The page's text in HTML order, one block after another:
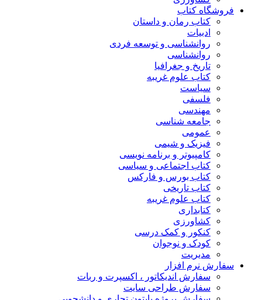
فروشگاه کتاب
کتاب رمان و داستان
ادبیات
روانشناسی و توسعه فردی
روانشناسی
تاریخ و جغرافیا
کتاب علوم غریبه
سیاست
فلسفی
مهندسی
جامعه شناسی
عمومی
فیزیک و شیمی
کامپیوتر و برنامه نویسی
کتاب اجتماعی و سیاسی
کتاب بورس و فارکس
کتاب تاریخی
کتاب علوم غریبه
کتابداری
کشاورزی
کنکور و کمک‌ درسی
کودک و نوجوان
مدیریت
سفارش نرم افزار
سفارش اندیکاتور ، اکسپرت و ربات
سفارش طراحی سایت